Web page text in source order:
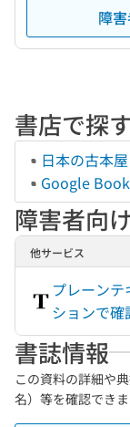
障
書店で探
日本の古本屋
Google
障害者向
他サービス
プレーン
ションで確
書誌情報
この資料の詳細や
名）等を確認できま